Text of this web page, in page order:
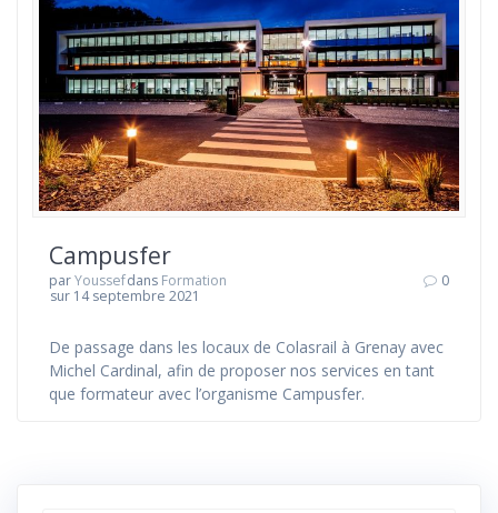
Campusfer
parYoussefdans Formation
sur 14 septembre 2021
0
De passage dans les locaux de Colasrail à Grenay avec
Michel Cardinal, afin de proposer nos services en tant
que formateur avec l’organisme Campusfer.